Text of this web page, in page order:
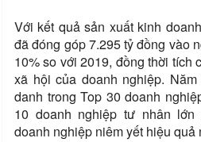
Với kết quả sản xuất kinh
đã đóng góp 7.295 tỷ đồng vào
10% so với 2019, đồng thời tích
xã hội của doanh nghiệp.
danh trong Top 30 doanh
10 doanh nghiệp tư nhân
doanh nghiệp niêm yết hiệu quả